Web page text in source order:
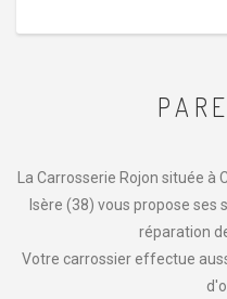
La Carrosserie Rojon située à
Isère (38) vous propose ses
réparation
Votre carrossier effectue